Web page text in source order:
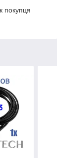
покупця